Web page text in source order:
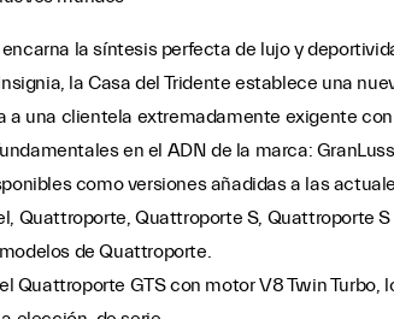
la síntesis perfecta de lujo y
la Casa del Tridente establece una
a una clientela extremadamente exigente
en el ADN de la marca:
como versiones añadidas a las
Quattroporte, Quattroporte S, Quattroporte
de Quattroporte.
Quattroporte GTS con motor V8 Twin Turbo,